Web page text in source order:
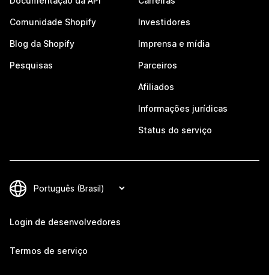
Comunidade Shopify
Blog da Shopify
Pesquisas
Investidores
Imprensa e mídia
Parceiros
Afiliados
Informações jurídicas
Status do serviço
Login de desenvolvedores
Termos de serviço